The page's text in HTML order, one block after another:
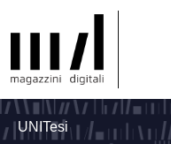
UNITesi